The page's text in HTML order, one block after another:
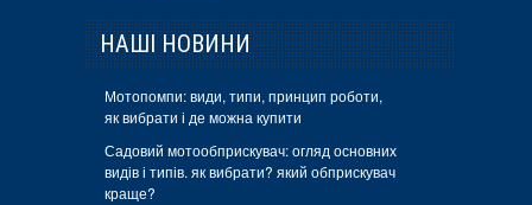
НАШІ НОВИНИ
Мотопомпи: види, типи, принцип роботи,
як вибрати і де можна купити
Садовий мотообприскувач: огляд основних
видів і типів. як вибрати? який обприскувач
краще?